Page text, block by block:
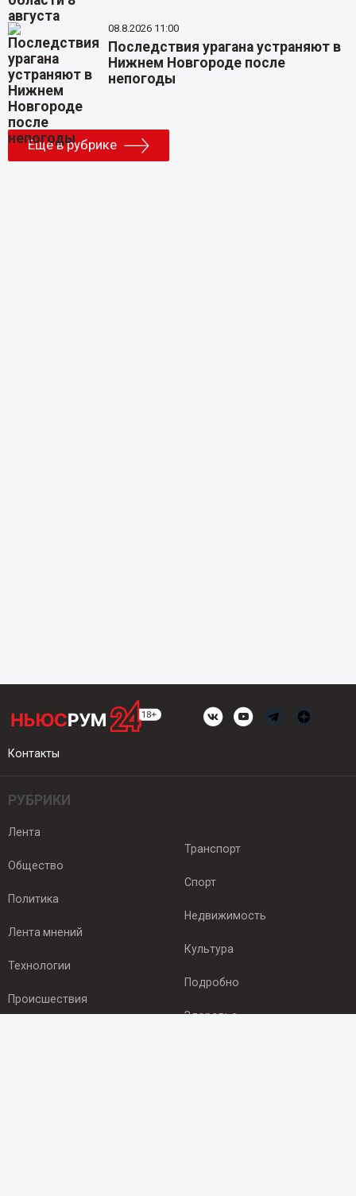
08.8.2026 11:00
Последствия урагана устраняют в
Нижнем Новгороде после
непогоды
Еще в рубрике
Контакты
РУБРИКИ
Лента
Общество
Политика
Лента мнений
Технологии
Происшествия
Транспорт
Спорт
Недвижимость
Культура
Подробно
Здоровье